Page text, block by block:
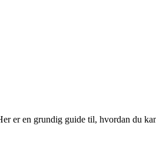
er en grundig guide til, hvordan du